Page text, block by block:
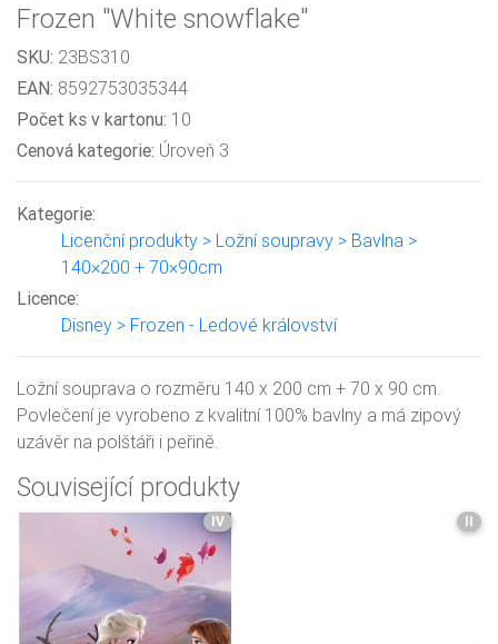
Frozen "White snowflake"
SKU: 23BS310
EAN: 8592753035344
Počet ks v kartonu: 10
Cenová kategorie: Úroveň 3
Kategorie:
Licenční produkty > Ložní soupravy > Bavlna >
140×200 + 70×90cm
Licence:
Disney > Frozen - Ledové království
Ložní souprava o rozměru 140 x 200 cm + 70 x 90 cm.
Povlečení je vyrobeno z kvalitní 100% bavlny a má zipový
uzávěr na polštáři i peřině.
Související produkty
IV II